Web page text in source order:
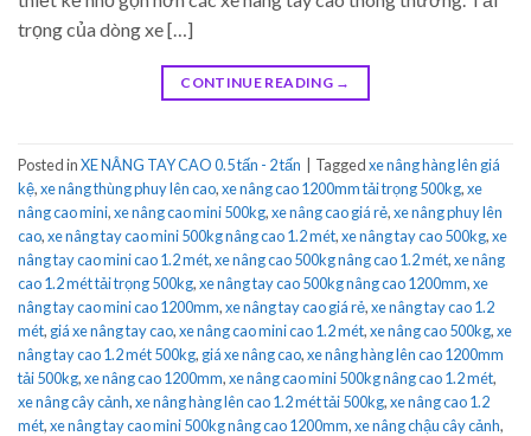
trọng của dòng xe […]
CONTINUE READING →
Posted inXE NÂNG TAY CAO 0.5 tấn - 2 tấn Taggedxe nâng hàng lên giá
kệ,xe nâng thùng phuy lên cao,xe nâng cao 1200mm tải trọng 500kg,xe
nâng cao mini,xe nâng cao mini 500kg,xe nâng cao giá rẻ,xe nâng phuy lên
cao,xe nâng tay cao mini 500kg nâng cao 1.2 mét,xe nâng tay cao 500kg,xe
nâng tay cao mini cao 1.2 mét,xe nâng cao 500kg nâng cao 1.2 mét,xe nâng
cao 1.2 mét tải trọng 500kg,xe nâng tay cao 500kg nâng cao 1200mm,xe
nâng tay cao mini cao 1200mm,xe nâng tay cao giá rẻ,xe nâng tay cao 1.2
mét, giá xe nâng tay cao,xe nâng cao mini cao 1.2 mét,xe nâng cao 500kg,xe
nâng tay cao 1.2 mét 500kg, giá xe nâng cao,xe nâng hàng lên cao 1200mm
tải 500kg,xe nâng cao 1200mm,xe nâng cao mini 500kg nâng cao 1.2 mét,
xe nâng cây cảnh,xe nâng hàng lên cao 1.2 mét tải 500kg,xe nâng cao 1.2
mét,xe nâng tay cao mini 500kg nâng cao 1200mm,xe nâng chậu cây cảnh,